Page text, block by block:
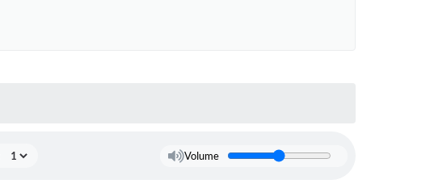
Volume